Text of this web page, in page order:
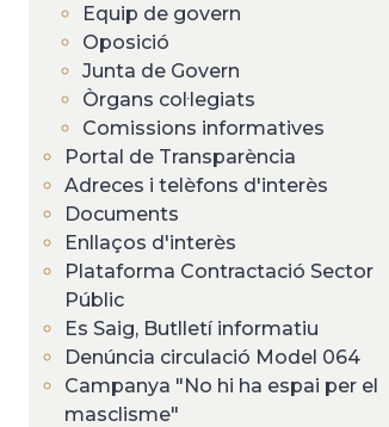
Equip de govern
Oposició
Junta de Govern
Òrgans col·legiats
Comissions informatives
Portal de Transparència
Adreces i telèfons d'interès
Documents
Enllaços d'interès
Plataforma Contractació Sector
Públic
Es Saig, Butlletí informatiu
Denúncia circulació Model 064
Campanya "No hi ha espai per el
masclisme"